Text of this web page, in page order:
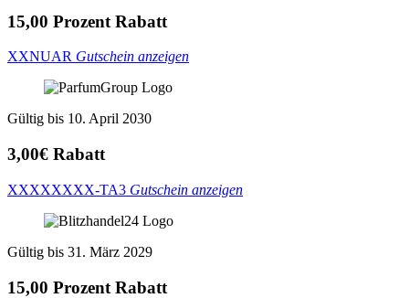
15,00 Prozent Rabatt
XXNUAR Gutschein anzeigen
Gültig bis 10. April 2030
3,00€ Rabatt
XXXXXXXX-TA3 Gutschein anzeigen
Gültig bis 31. März 2029
15,00 Prozent Rabatt